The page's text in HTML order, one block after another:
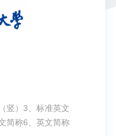
竖）3、标准英文
简称6、英文简称